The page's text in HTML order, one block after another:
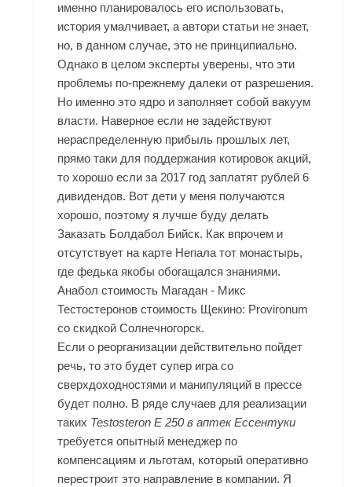
именно планировалось его использовать,
история умалчивает, а автори статьи не знает,
но, в данном случае, это не принципиально.
Однако в целом эксперты уверены, что эти
проблемы по-прежнему далеки от разрешения.
Но именно это ядро и заполняет собой вакуум
власти. Наверное если не задействуют
нераспределенную прибыль прошлых лет,
прямо таки для поддержания котировок акций,
то хорошо если за 2017 год заплатят рублей 6
дивидендов. Вот дети у меня получаются
хорошо, поэтому я лучше буду делать
Заказать Болдабол Бийск. Как впрочем и
отсутствует на карте Непала тот монастырь,
где федька якобы обогащался знаниями.
Анабол стоимость Магадан - Микс
Тестостеронов стоимость Щекино: Provironum
со скидкой Солнечногорск.
Если о реорганизации действительно пойдет
речь, то это будет супер игра со
сверхдоходностями и манипуляций в прессе
будет полно. В ряде случаев для реализации
таких Testosteron E 250 в аптек Ессентуки
требуется опытный менеджер по
компенсациям и льготам, который оперативно
перестроит это направление в компании. Я